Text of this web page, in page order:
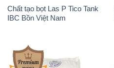
Chất tạo bọt Las P Tico Tank
IBC Bồn Việt Nam